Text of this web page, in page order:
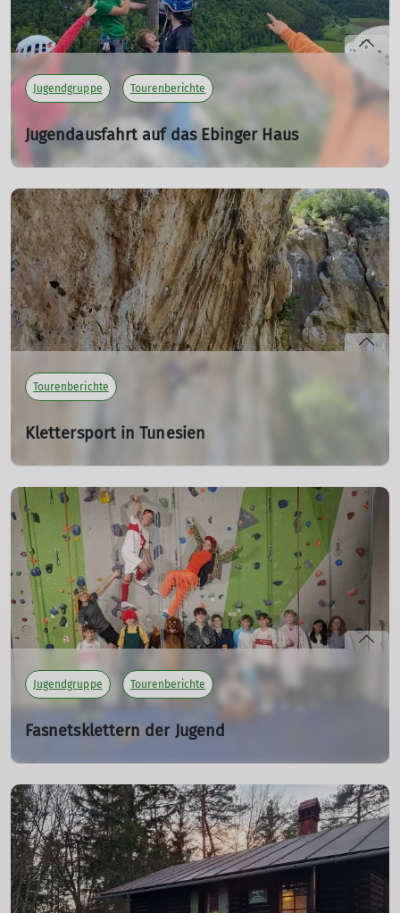
mehr erfahren
Jugendgruppe Tourenberichte
Jugendausfahrt auf das Ebinger Haus
Klettern, wandern, Spiele spielen - Was will man mehr?
Wir waren drei schöne Tage mit der jüngsten
Jugendgruppe auf dem Ebinger Haus.
mehr erfahren
Tourenberichte
Klettersport in Tunesien
von Elena Besch
Dank der Spende durch den DAV Sigmaringen konnten
drei DAV Mitglieder eine kleine Gruppe von engagierten
Kletterer*innen dabei unterstüzen den Klettersport in
Tunesien zu etablieren.
mehr erfahren
Jugendgruppe Tourenberichte
Fasnetsklettern der Jugend
07.02.2024
Egal ob als Einhorn, Fußballer, Bänker oder Pumuckl -
auch an Fasnet wird bei uns geklettert!
mehr erfahren